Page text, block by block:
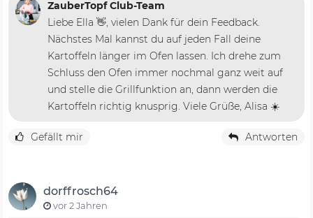
ZauberTopf Club-Team
Liebe Ella 👋, vielen Dank für dein Feedback.
Nächstes Mal kannst du auf jeden Fall deine
Kartoffeln länger im Ofen lassen. Ich drehe zum
Schluss den Ofen immer nochmal ganz weit auf
und stelle die Grillfunktion an, dann werden die
Kartoffeln richtig knusprig. Viele Grüße, Alisa ☀️
Gefällt mir Antworten
dorffrosch64
vor 2 Jahren